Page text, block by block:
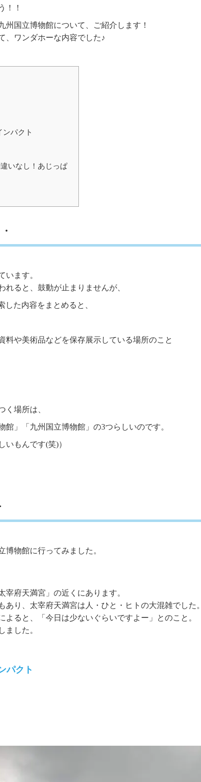
！！
州国立博物館について、ご紹介します！
、ワンダホーな内容でした♪
ンパクト
いなし！あじっぱ
います。
れると、鼓動が止まりませんが、
した内容をまとめると、
料や美術品などを保存展示している場所のこと
く場所は、
館」「九州国立博物館」の3つらしいのです。
いもんです(笑)）
博物館に行ってみました。
府天満宮」の近くにあります。
り、太宰府天満宮は人・ひと・ヒトの大混雑でした。
よると、「今日は少ないぐらいですよー」とのこと。
ました。
パクト